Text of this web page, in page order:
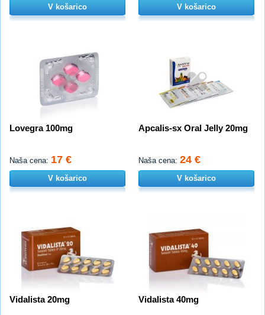
V košarico V košarico
Lovegra 100mg
Naša cena: 17 €
V košarico
Apcalis-sx Oral Jelly 20mg
Naša cena: 24 €
V košarico
Vidalista 20mg Vidalista 40mg